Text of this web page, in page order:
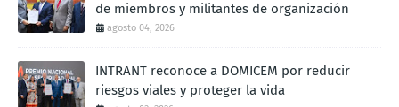
de miembros y militantes de organización
agosto 04, 2026
INTRANT reconoce a DOMICEM por reducir
riesgos viales y proteger la vida